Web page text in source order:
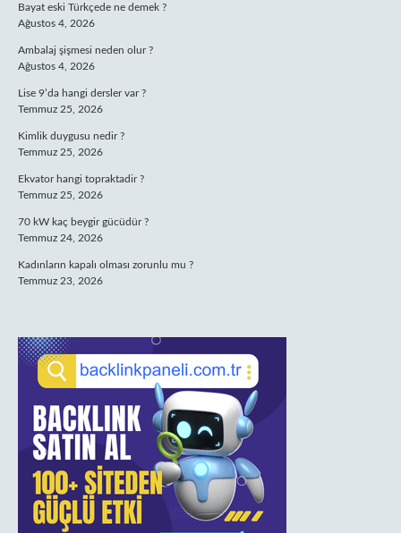
Bayat eski Türkçede ne demek ?
Ağustos 4, 2026
Ambalaj şişmesi neden olur ?
Ağustos 4, 2026
Lise 9’da hangi dersler var ?
Temmuz 25, 2026
Kimlik duygusu nedir ?
Temmuz 25, 2026
Ekvator hangi topraktadir ?
Temmuz 25, 2026
70 kW kaç beygir gücüdür ?
Temmuz 24, 2026
Kadınların kapalı olması zorunlu mu ?
Temmuz 23, 2026